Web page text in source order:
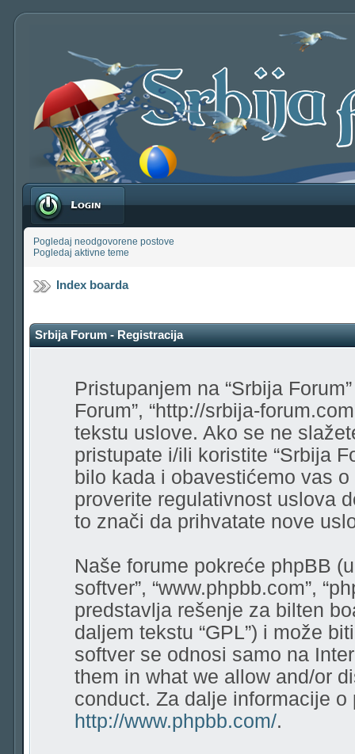
Prijavite se
Pogledaj neodgovorene postove
Pogledaj aktivne teme
Index boarda
Srbija Forum - Registracija
Pristupanjem na “Srbija
Forum”, “http://srbija-
tekstu uslove. Ako se ne
pristupate i/ili koristite “Srbija
bilo kada i obavestićemo vas
proverite regulativnost uslova
to znači da prihvatate nove
Naše forume pokreće phpBB
softver”, “www.phpbb.com”,
predstavlja rešenje za bilten
daljem tekstu “GPL”) i može
softver se odnosi samo na
them in what we allow and/or
conduct. Za dalje informacije
http://www.phpbb.com/.